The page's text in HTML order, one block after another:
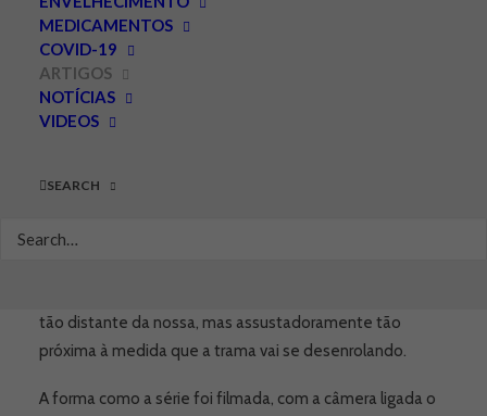
MEDICAMENTOS
COVID-19
ARTIGOS
NOTÍCIAS
VIDEOS
SEARCH
ABRIL 7, 2025
Masculinidade tóxica, machismo, patriarcado, misoginia,
racismo, bullying, cyber-bullying, meritocracia,
Netflix, aborda tudo isso e mais, abrindo várias feridas da
série parece exalar um odor fétido que deixa o
tão distante da nossa, mas assustadoramente tão
próxima à medida que a trama vai se desenrolando.
A forma como a série foi filmada, com a câmera ligada o